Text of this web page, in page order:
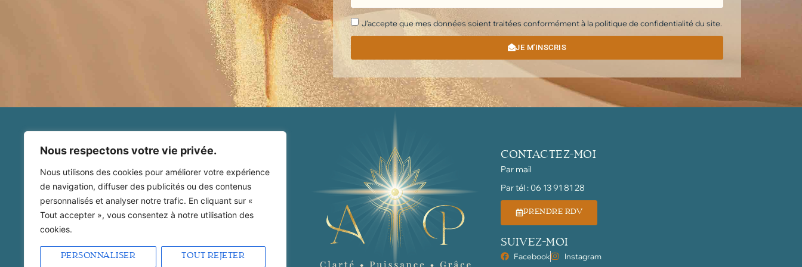
Nous respectons votre vie privée.
Nous utilisons des cookies pour améliorer votre expérience
de navigation, diffuser des publicités ou des contenus
personnalisés et analyser notre trafic. En cliquant sur «
Tout accepter », vous consentez à notre utilisation des
cookies.
PERSONNALISER TOUT REJETER
J'accepte que mes données soient traitées conformément à la politique de confidentialité du site.
JE M'INSCRIS
Yatra Kundalini Activation
Soin de l'Être
Maïeusthésie
Qui suis-je ?
Blog
MENTIONS LÉGALES
POLITIQUE DE CONFIDENTIALITÉ
CONTACTEZ-MOI
Par mail
Par tél : 06 13 91 81 28
PRENDRE RDV
SUIVEZ-MOI
Facebook Instagram